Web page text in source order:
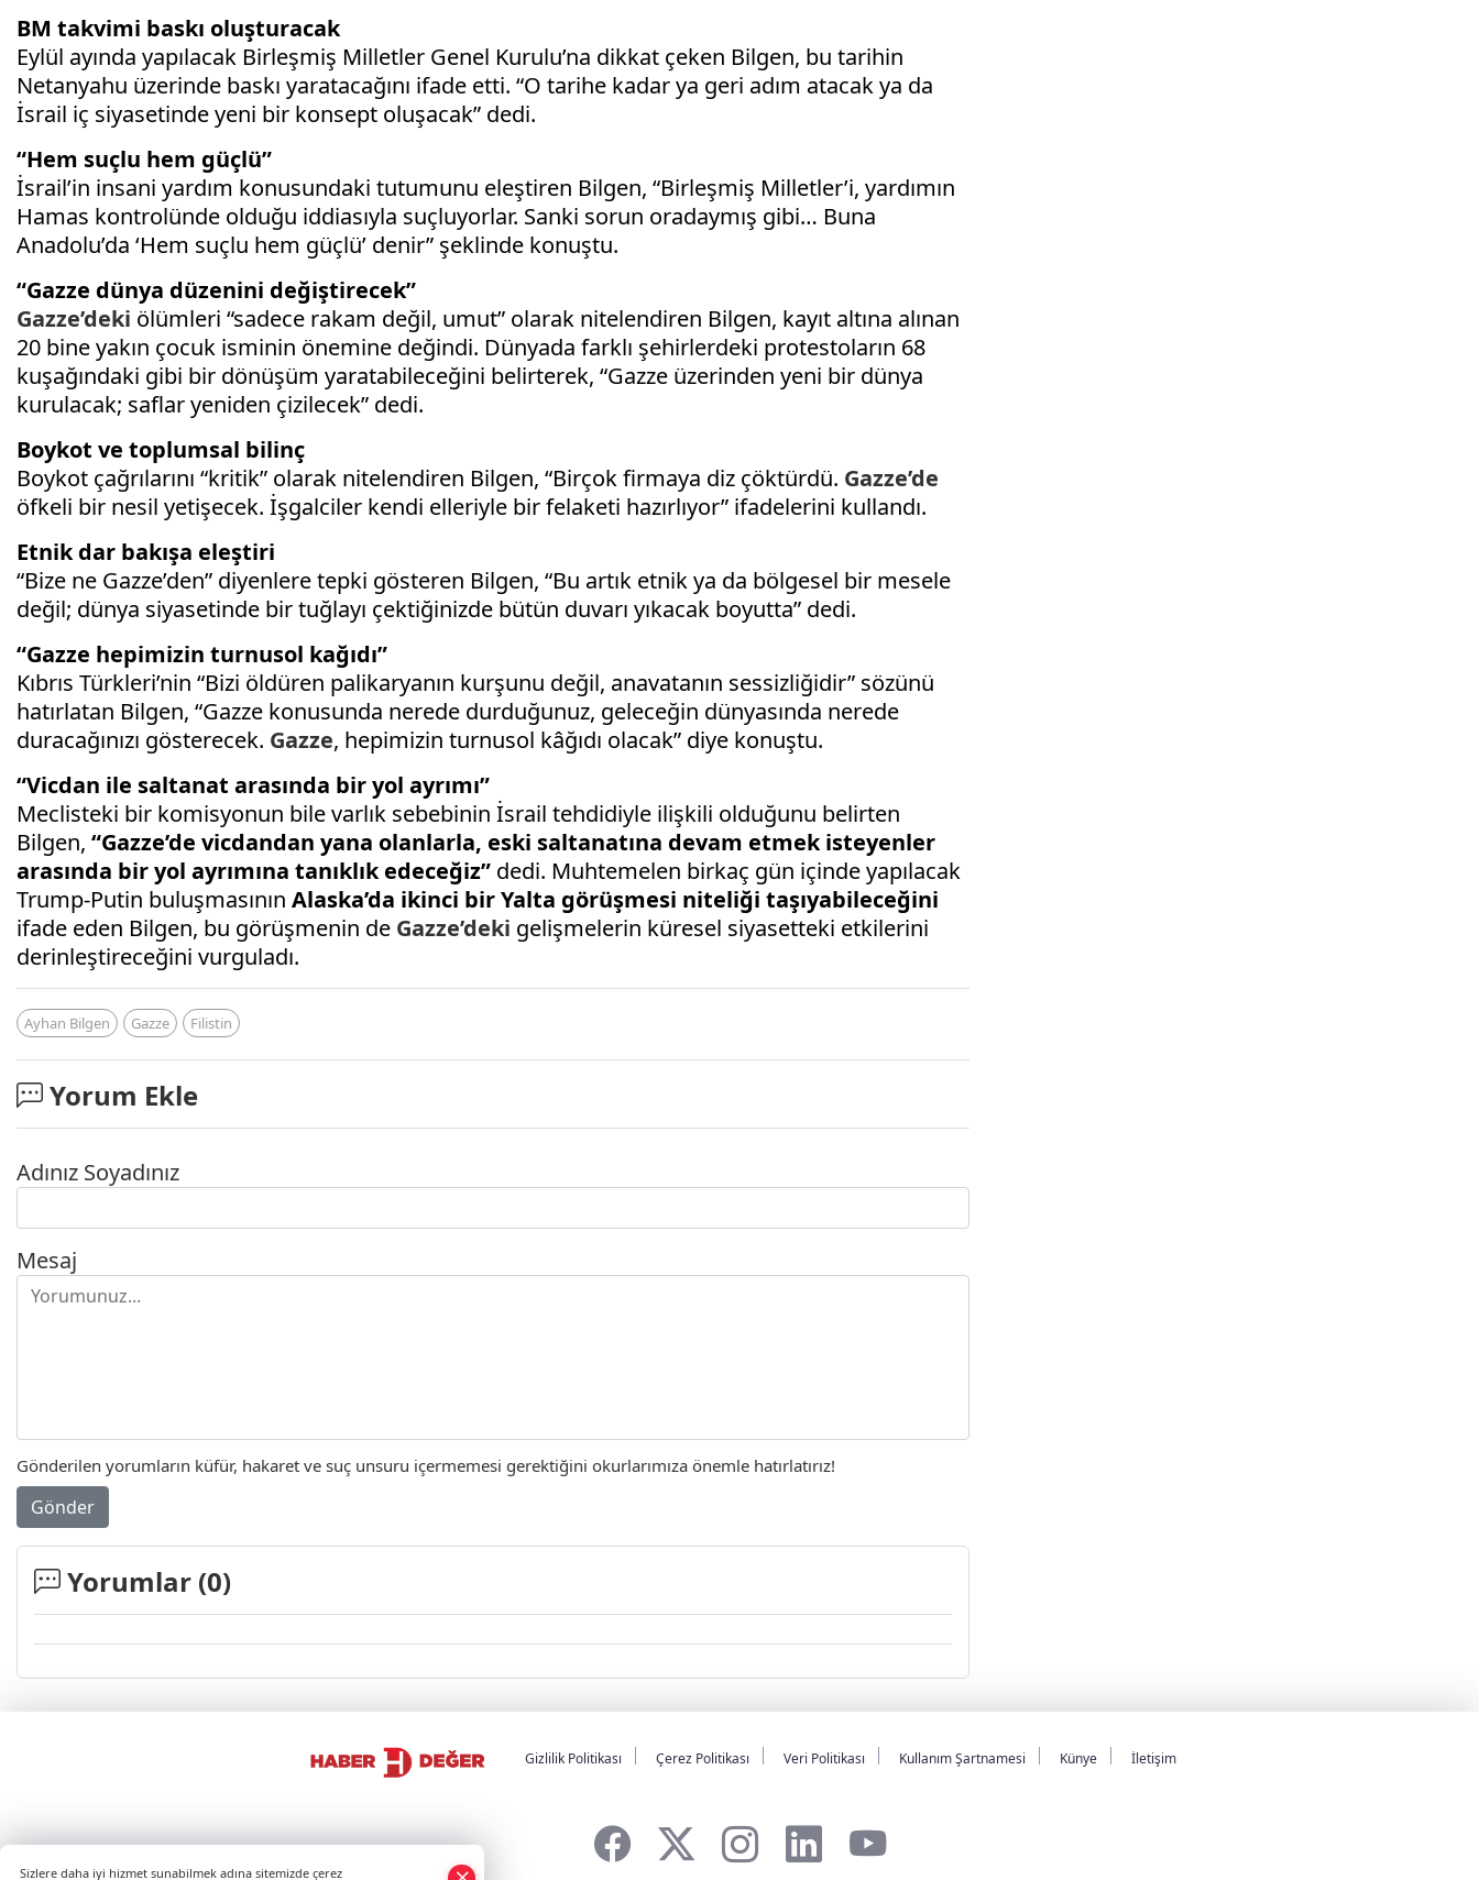
BM takvimi baskı oluşturacak
Eylül ayında yapılacak Birleşmiş Milletler Genel Kurulu’na dikkat çeken Bilgen, bu tarihin
Netanyahu üzerinde baskı yaratacağını ifade etti. “O tarihe kadar ya geri adım atacak ya da
İsrail iç siyasetinde yeni bir konsept oluşacak” dedi.
“Hem suçlu hem güçlü”
İsrail’in insani yardım konusundaki tutumunu eleştiren Bilgen, “Birleşmiş Milletler’i, yardımın
Hamas kontrolünde olduğu iddiasıyla suçluyorlar. Sanki sorun oradaymış gibi… Buna
Anadolu’da ‘Hem suçlu hem güçlü’ denir” şeklinde konuştu.
“Gazze dünya düzenini değiştirecek”
Gazze’deki ölümleri “sadece rakam değil, umut” olarak nitelendiren Bilgen, kayıt altına alınan
20 bine yakın çocuk isminin önemine değindi. Dünyada farklı şehirlerdeki protestoların 68
kuşağındaki gibi bir dönüşüm yaratabileceğini belirterek, “Gazze üzerinden yeni bir dünya
kurulacak; saflar yeniden çizilecek” dedi.
Boykot ve toplumsal bilinç
Boykot çağrılarını “kritik” olarak nitelendiren Bilgen, “Birçok firmaya diz çöktürdü. Gazze’de
öfkeli bir nesil yetişecek. İşgalciler kendi elleriyle bir felaketi hazırlıyor” ifadelerini kullandı.
Etnik dar bakışa eleştiri
“Bize ne Gazze’den” diyenlere tepki gösteren Bilgen, “Bu artık etnik ya da bölgesel bir mesele
değil; dünya siyasetinde bir tuğlayı çektiğinizde bütün duvarı yıkacak boyutta” dedi.
“Gazze hepimizin turnusol kağıdı”
Kıbrıs Türkleri’nin “Bizi öldüren palikaryanın kurşunu değil, anavatanın sessizliğidir” sözünü
hatırlatan Bilgen, “Gazze konusunda nerede durduğunuz, geleceğin dünyasında nerede
duracağınızı gösterecek. Gazze, hepimizin turnusol kâğıdı olacak” diye konuştu.
“Vicdan ile saltanat arasında bir yol ayrımı”
Meclisteki bir komisyonun bile varlık sebebinin İsrail tehdidiyle ilişkili olduğunu belirten
Bilgen, “Gazze’de vicdandan yana olanlarla, eski saltanatına devam etmek isteyenler
arasında bir yol ayrımına tanıklık edeceğiz” dedi. Muhtemelen birkaç gün içinde yapılacak
Trump-Putin buluşmasının Alaska’da ikinci bir Yalta görüşmesi niteliği taşıyabileceğini
ifade eden Bilgen, bu görüşmenin de Gazze’deki gelişmelerin küresel siyasetteki etkilerini
derinleştireceğini vurguladı.
Ayhan Bilgen Gazze Filistin
Yorum Ekle
Adınız Soyadınız
Mesaj
Gönderilen yorumların küfür, hakaret ve suç unsuru içermemesi gerektiğini okurlarımıza önemle hatırlatırız!
Gönder
Yorumlar (0)
Gizlilik Politikası Çerez Politikası Veri Politikası Kullanım Şartnamesi Künye İletişim
Sizlere daha iyi hizmet sunabilmek adına sitemizde çerez
×